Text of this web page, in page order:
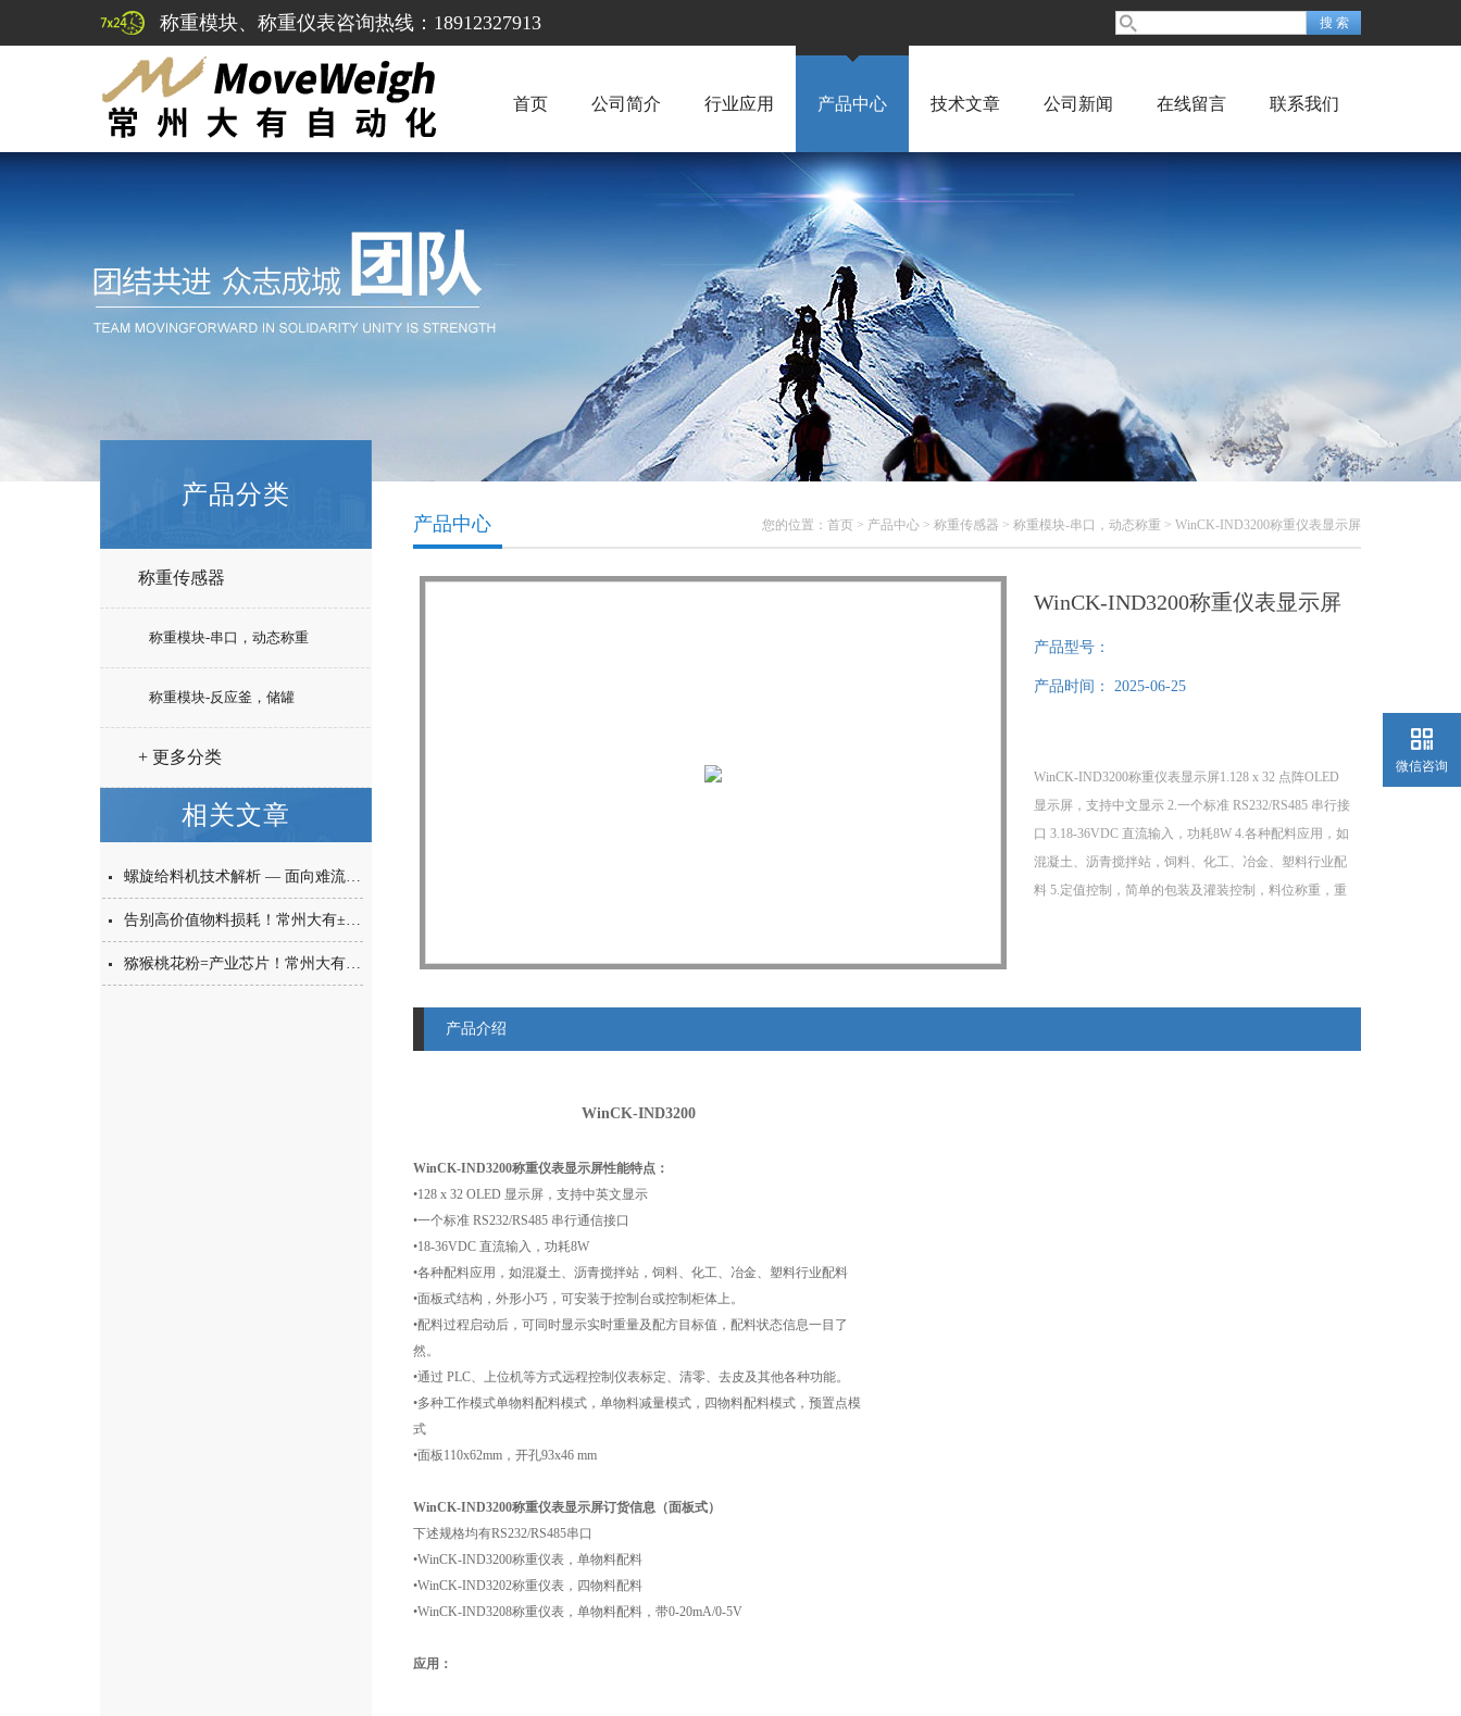
称重模块、称重仪表咨询热线：18912327913
首页 公司简介 行业应用 产品中心 技术文章 公司新闻 在线留言 联系我们
产品分类
称重传感器
称重模块-串口，动态称重
称重模块-反应釜，储罐
+ 更多分类
相关文章
螺旋给料机技术解析 — 面向难流动性粉体的微量高精度称重给料解决方案
告别高价值物料损耗！常州大有±0.001g西林瓶分装，让每一毫克都物尽其用
猕猴桃花粉=产业芯片！常州大有花粉分装机，守住每一克“植物黄金”的价值
您的位置： 首页 > 产品中心 > 称重传感器 > 称重模块-串口，动态称重 > WinCK-IND3200称重仪表显示屏
产品中心
WinCK-IND3200称重仪表显示屏
产品型号：
产品时间： 2025-06-25
WinCK-IND3200称重仪表显示屏1.128 x 32 点阵OLED
显示屏，支持中文显示 2.一个标准 RS232/RS485 串行接
口 3.18-36VDC 直流输入，功耗8W 4.各种配料应用，如
混凝土、沥青搅拌站，饲料、化工、冶金、塑料行业配
料 5.定值控制，简单的包装及灌装控制，料位称重，重
产品介绍
WinCK-IND3200
WinCK-IND3200称重仪表显示屏性能特点：
•128 x 32 OLED 显示屏，支持中英文显示
•一个标准 RS232/RS485 串行通信接口
•18-36VDC 直流输入，功耗8W
•各种配料应用，如混凝土、沥青搅拌站，饲料、化工、冶金、塑料行业配料
•面板式结构，外形小巧，可安装于控制台或控制柜体上。
•配料过程启动后，可同时显示实时重量及配方目标值，配料状态信息一目了
然。
•通过 PLC、上位机等方式远程控制仪表标定、清零、去皮及其他各种功能。
•多种工作模式单物料配料模式，单物料减量模式，四物料配料模式，预置点模
式
•面板110x62mm，开孔93x46 mm
WinCK-IND3200称重仪表显示屏订货信息（面板式）
下述规格均有RS232/RS485串口
•WinCK-IND3200称重仪表，单物料配料
•WinCK-IND3202称重仪表，四物料配料
•WinCK-IND3208称重仪表，单物料配料，带0-20mA/0-5V
应用：
微信咨询